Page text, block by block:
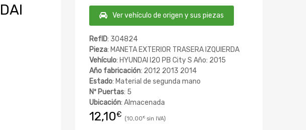
Ver vehículo de origen y sus piezas
RefID: 304824
Pieza: MANETA EXTERIOR TRASERA IZQUIERDA
Vehículo: HYUNDAI I20 PB City S Año: 2015
Año fabricación: 2012 2013 2014
Estado: Material de segunda mano
Nº Puertas: 5
Ubicación: Almacenada
12,10€ 10,00€